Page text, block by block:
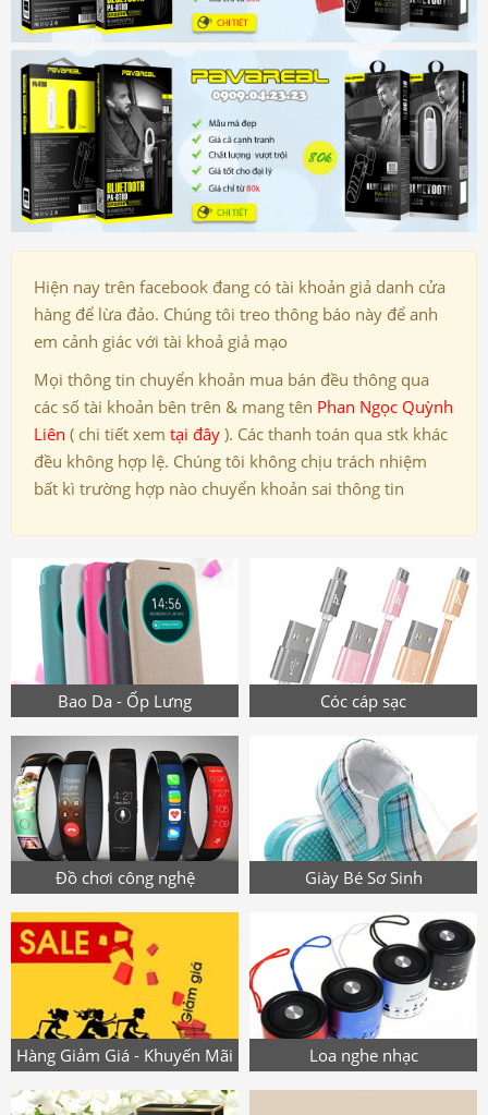
Hiện nay trên facebook đang có tài khoản giả danh cửa
hàng để lừa đảo. Chúng tôi treo thông báo này để anh
em cảnh giác với tài khoả giả mạo
Mọi thông tin chuyển khoản mua bán đều thông qua
các số tài khoản bên trên & mang tên Phan Ngọc Quỳnh
Liên ( chi tiết xem tại đây ). Các thanh toán qua stk khác
đều không hợp lệ. Chúng tôi không chịu trách nhiệm
bất kì trường hợp nào chuyển khoản sai thông tin
Bao Da - Ốp Lưng Cóc cáp sạc
Đồ chơi công nghệ Giày Bé Sơ Sinh
Hàng Giảm Giá - Khuyến Mãi Loa nghe nhạc